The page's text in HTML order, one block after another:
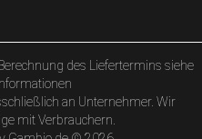
des Liefertermins siehe
an Unternehmer. Wir
mit Verbrauchern.